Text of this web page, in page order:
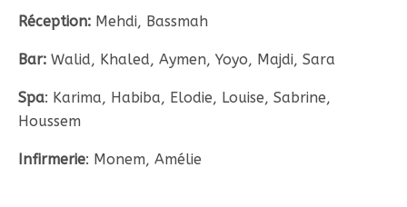
Réception: Mehdi, Bassmah
Bar: Walid, Khaled, Aymen, Yoyo, Majdi, Sara
Spa: Karima, Habiba, Elodie, Louise, Sabrine,
Houssem
Infirmerie: Monem, Amélie